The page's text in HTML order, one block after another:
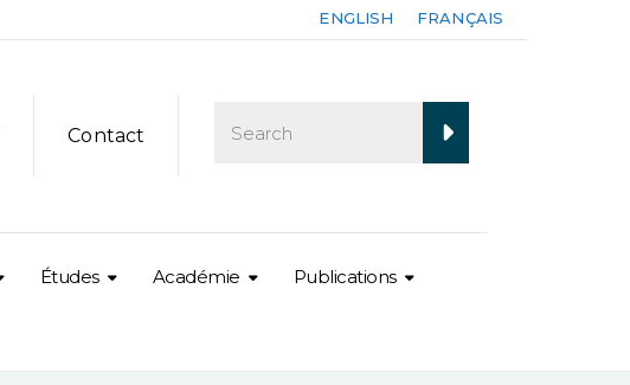
ENGLISH FRANÇAIS
Contact
Études Académie Publications